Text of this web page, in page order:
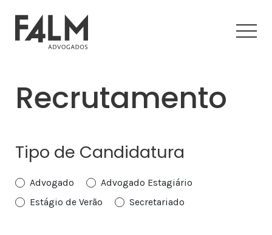
Recrutamento
Tipo de Candidatura
Advogado
Advogado Estagiário
Estágio de Verão
Secretariado